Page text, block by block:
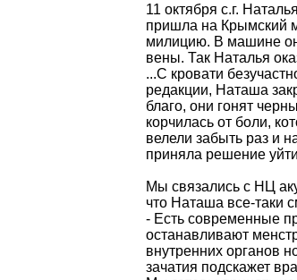
11 октября с.г.
пришла на Крымский
милицию. В машине
вены. Так Наталья
...С кровати
редакции, Наташа
благо, они гонят
корчилась от боли,
велели забыть раз и
приняла решение
Мы связались с НЦ
что Наташа все-таки
- Есть современные
останавливают
внутренних органов
зачатия подскажет